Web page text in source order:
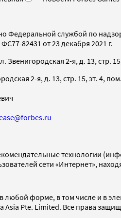
Федеральной службой по
82431 от 23 декабря 2021 г.
Звенигородская 2-я, д. 13, стр.
2-я, д. 13, стр. 15, эт. 4,
технологии
сети «Интернет»,
любой форме, в том числе и в
Asia Pte. Limited. Все права